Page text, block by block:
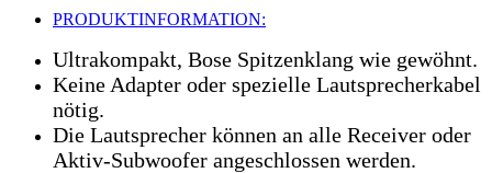
PRODUKTINFORMATION:
Ultrakompakt, Bose Spitzenklang wie gewöhnt.
Keine Adapter oder spezielle Lautsprecherkabel
nötig.
Die Lautsprecher können an alle Receiver oder
Aktiv-Subwoofer angeschlossen werden.